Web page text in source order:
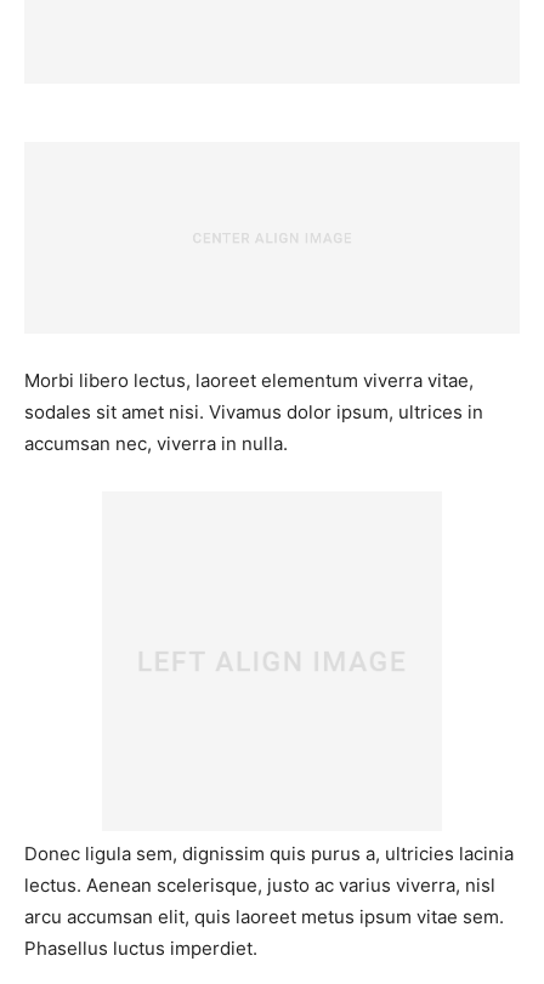
Morbi libero lectus, laoreet elementum viverra vitae,
sodales sit amet nisi. Vivamus dolor ipsum, ultrices in
accumsan nec, viverra in nulla.
Donec ligula sem, dignissim quis purus a, ultricies lacinia
lectus. Aenean scelerisque, justo ac varius viverra, nisl
arcu accumsan elit, quis laoreet metus ipsum vitae sem.
Phasellus luctus imperdiet.